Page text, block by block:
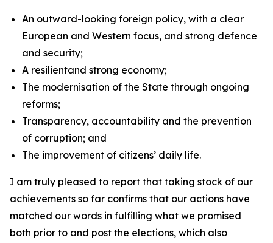
An outward-looking foreign policy, with a clear
European and Western focus, and strong defence
and security;
A resilientand strong economy;
The modernisation of the State through ongoing
reforms;
Transparency, accountability and the prevention
of corruption; and
The improvement of citizens’ daily life.
I am truly pleased to report that taking stock of our
achievements so far confirms that our actions have
matched our words in fulfilling what we promised
both prior to and post the elections, which also